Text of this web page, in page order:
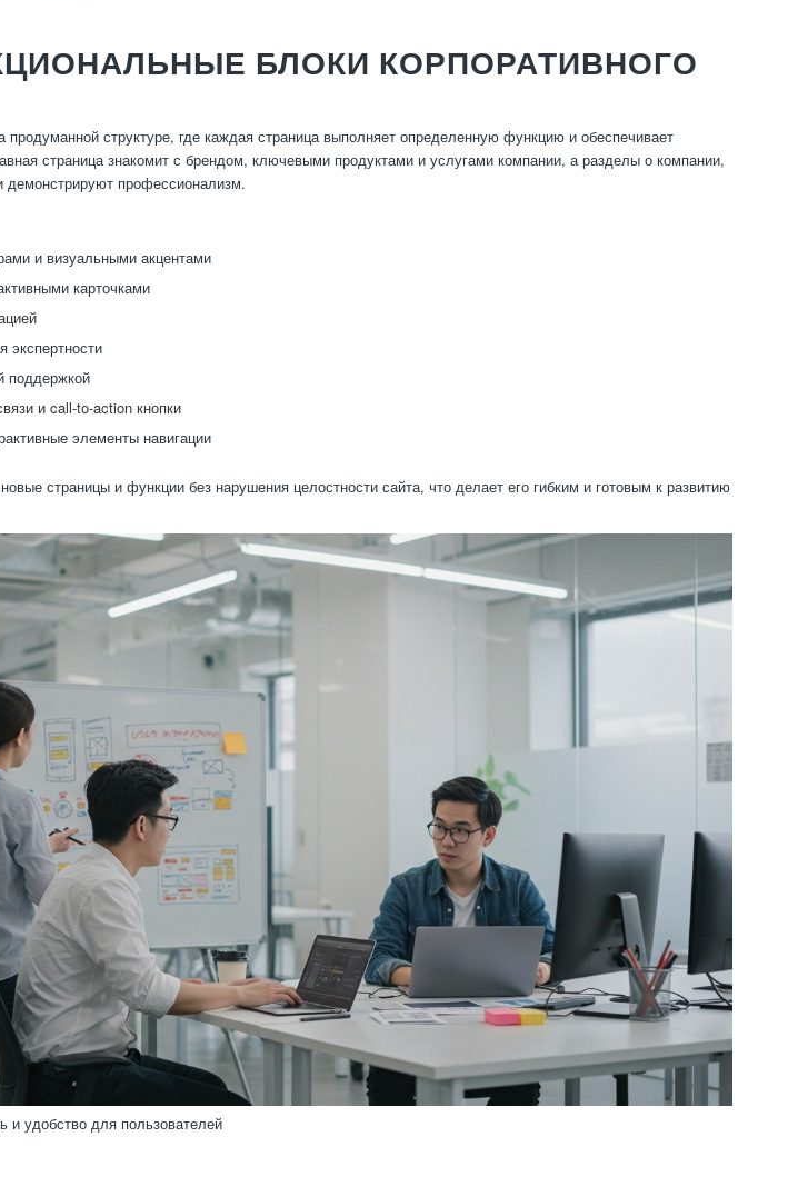
БЛОКИ КОРПОРАТИВНОГО
структуре, где каждая страница выполняет определенную функцию и обеспечивает
страница знакомит с брендом, ключевыми продуктами и услугами компании, а разделы о компании,
демонстрируют профессионализм.
и визуальными акцентами
карточками
экспертности
поддержкой
и call-to-action кнопки
элементы навигации
страницы и функции без нарушения целостности сайта, что делает его гибким и готовым к развитию
и удобство для пользователей